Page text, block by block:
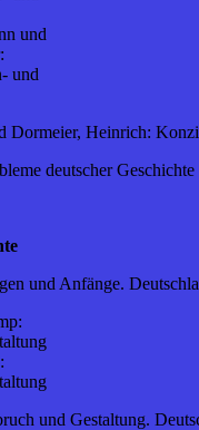
und
und
Dormeier, Heinrich:
deutscher
und Anfänge.
und Gestaltung.